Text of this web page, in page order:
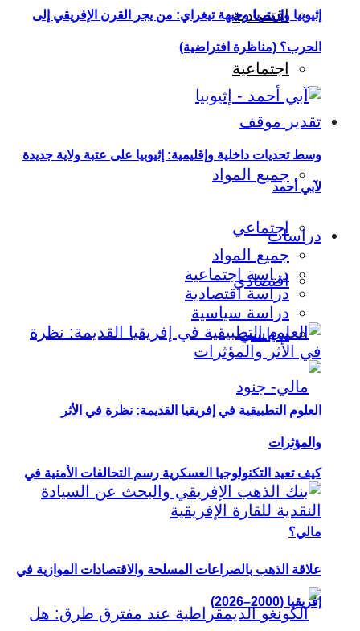
اقتصادية
اجتماعية
تقدير موقف
جميع المواد
اجتماعي
اقتصادي
سياسي
كيف تعيد التكنولوجيا العسكرية رسم التحالفات الأمنية في
مالي؟
إثيوبيا وإريتريا وجبهة تيغراي: من يجر القرن الإفريقي إلى
الحرب؟ (مناظرة افتراضية)
وسط تحديات داخلية وإقليمية: إثيوبيا على عتبة ولاية جديدة
لآبي أحمد
دراسات
جميع المواد
دراسة اجتماعية
دراسة اقتصادية
دراسة سياسية
العلوم التطبيقية في إفريقيا القديمة: نظرة في الأثر
والمؤثرات
علاقة الذهب بالصراعات المسلحة والاقتصادات الموازية في
إفريقيا (2000–2026)